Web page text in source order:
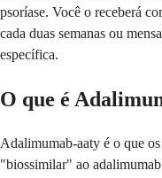
psoríase. Você o receberá
cada duas semanas ou
específica.
O que é
Adalimumab-aaty é o que
"biossimilar" ao